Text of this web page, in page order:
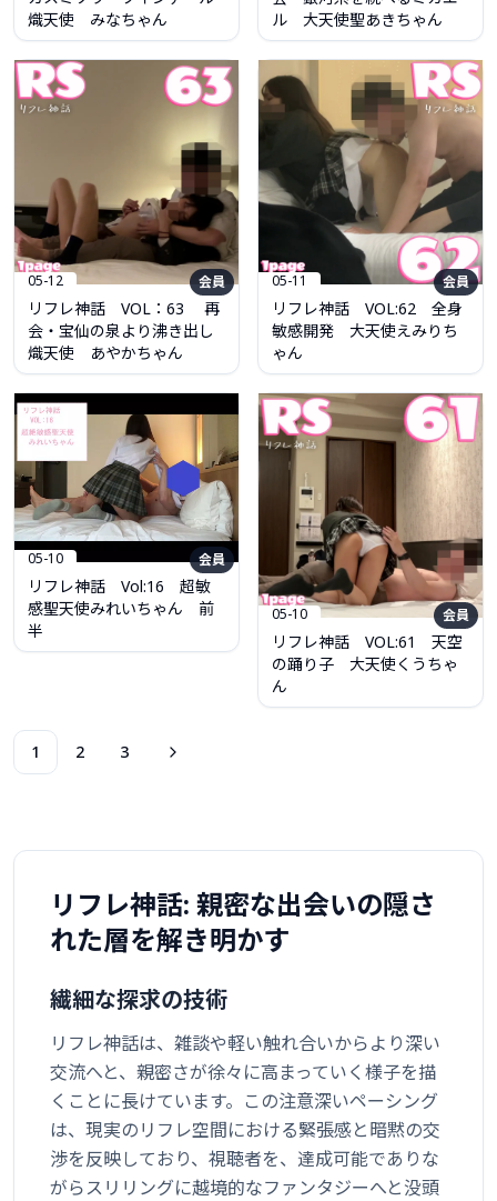
熾天使 みなちゃん
ル 大天使聖あきちゃん
リフレ神話 VOL：63 再
会・宝仙の泉より沸き出し
熾天使 あやかちゃん
会員
05-12
リフレ神話 VOL:62 全身
敏感開発 大天使えみりち
ゃん
会員
05-11
リフレ神話 Vol:16 超敏
感聖天使みれいちゃん 前
半
会員
05-10
リフレ神話 VOL:61 天空
の踊り子 大天使くうちゃ
ん
会員
05-10
1 2 3
リフレ神話: 親密な出会いの隠さ
れた層を解き明かす
繊細な探求の技術
リフレ神話は、雑談や軽い触れ合いからより深い
交流へと、親密さが徐々に高まっていく様子を描
くことに長けています。この注意深いペーシング
は、現実のリフレ空間における緊張感と暗黙の交
渉を反映しており、視聴者を、達成可能でありな
がらスリリングに越境的なファンタジーへと没頭